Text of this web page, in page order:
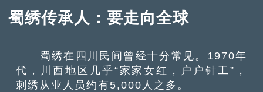
蜀绣传承人：要走向全球
蜀绣在四川民间曾经十分常见。1970年
代，川西地区几乎“家家女红，户户针工”，
刺绣从业人员约有5,000人之多。